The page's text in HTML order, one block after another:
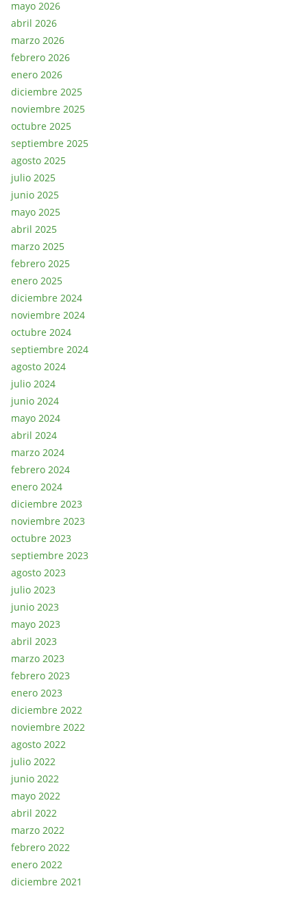
mayo 2026
abril 2026
marzo 2026
febrero 2026
enero 2026
diciembre 2025
noviembre 2025
octubre 2025
septiembre 2025
agosto 2025
julio 2025
junio 2025
mayo 2025
abril 2025
marzo 2025
febrero 2025
enero 2025
diciembre 2024
noviembre 2024
octubre 2024
septiembre 2024
agosto 2024
julio 2024
junio 2024
mayo 2024
abril 2024
marzo 2024
febrero 2024
enero 2024
diciembre 2023
noviembre 2023
octubre 2023
septiembre 2023
agosto 2023
julio 2023
junio 2023
mayo 2023
abril 2023
marzo 2023
febrero 2023
enero 2023
diciembre 2022
noviembre 2022
agosto 2022
julio 2022
junio 2022
mayo 2022
abril 2022
marzo 2022
febrero 2022
enero 2022
diciembre 2021